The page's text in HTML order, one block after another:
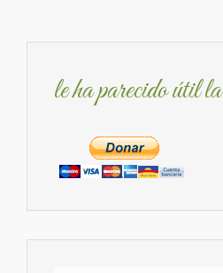
le ha parecido útil